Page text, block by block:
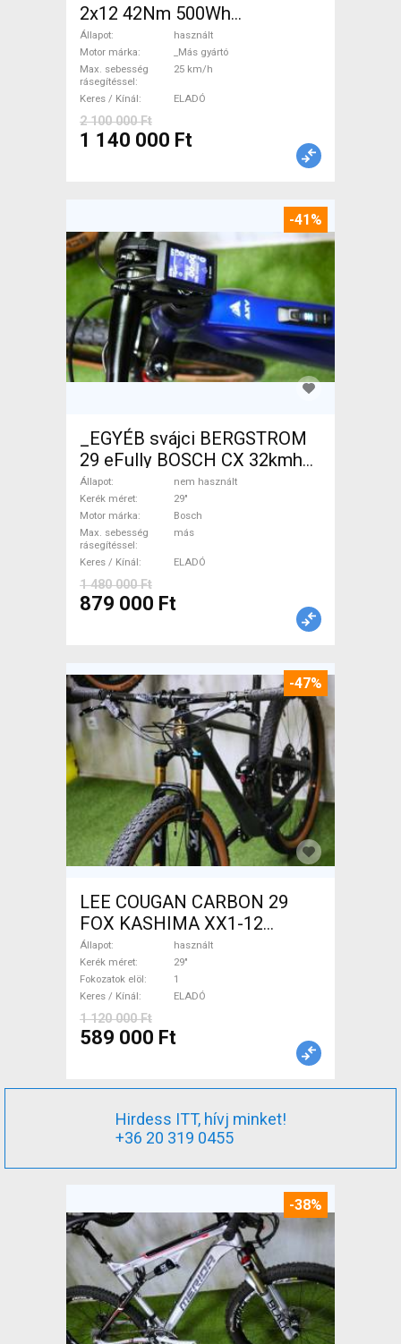
2x12 42Nm 500Wh
Elektromos Országúti / Gravel
_Más gyártó használt ELADÓ
Állapot
használt
Motor márka
_Más gyártó
Max. sebesség
rásegítéssel
25 km/h
Keres / Kínál ELADÓ
2 100 000 Ft
1 140 000 Ft
-41%
_EGYÉB svájci BERGSTROM
29 eFully BOSCH CX 32kmh
0km Elektromos Mountain
Bike 29" össztelós / fully
Bosch nem használt ELADÓ
Állapot
nem használt
Kerék méret
29"
Motor márka
Bosch
Max. sebesség
rásegítéssel
más
Keres / Kínál ELADÓ
1 480 000 Ft
879 000 Ft
-47%
LEE COUGAN CARBON 29
FOX KASHIMA XX1-12
Mountain Bike 29" össztelós
/ fully használt ELADÓ
Állapot
használt
Kerék méret
29"
Fokozatok elöl
1
Keres / Kínál
ELADÓ
1 120 000 Ft
589 000 Ft
Hirdess ITT, hívj minket!
+36 20 319 0455
-38%